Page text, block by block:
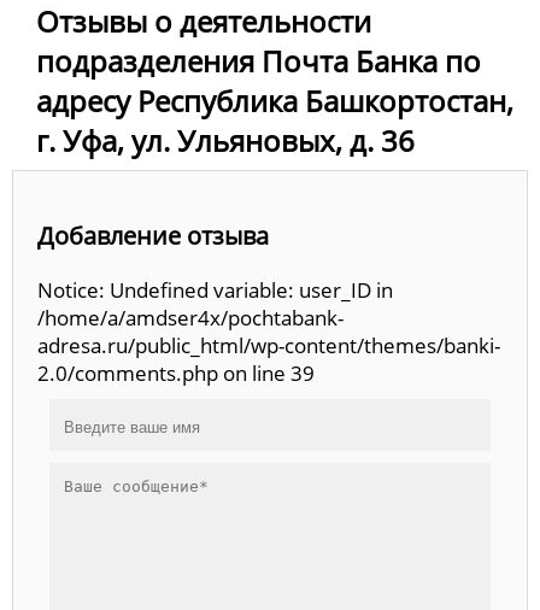
Отзывы о деятельности
подразделения Почта Банка по
адресу Республика Башкортостан,
г. Уфа, ул. Ульяновых, д. 36
Добавление отзыва
Notice: Undefined variable: user_ID in
/home/a/amdser4x/pochtabank-
adresa.ru/public_html/wp-content/themes/banki-
2.0/comments.php on line 39